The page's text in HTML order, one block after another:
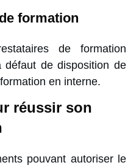
formation
de formation
de disposition de
en interne.
réussir son
pouvant autoriser le